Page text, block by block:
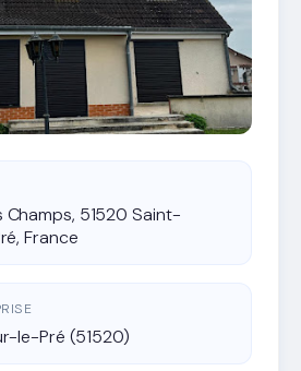
Champs, 51520 Saint-
France
le-Pré (51520)